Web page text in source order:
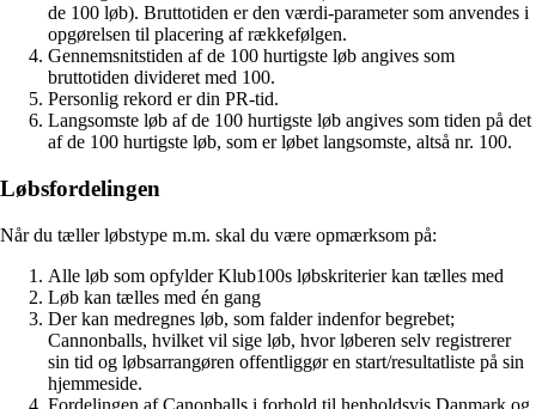
de 100 løb). Bruttotiden er den værdi-parameter som anvendes i
opgørelsen til placering af rækkefølgen.
Gennemsnitstiden af de 100 hurtigste løb angives som
bruttotiden divideret med 100.
Personlig rekord er din PR-tid.
Langsomste løb af de 100 hurtigste løb angives som tiden på det
af de 100 hurtigste løb, som er løbet langsomste, altså nr. 100.
Løbsfordelingen
Når du tæller løbstype m.m. skal du være opmærksom på:
Alle løb som opfylder Klub100s løbskriterier kan tælles med
Løb kan tælles med én gang
Der kan medregnes løb, som falder indenfor begrebet;
Cannonballs, hvilket vil sige løb, hvor løberen selv registrerer
sin tid og løbsarrangøren offentliggør en start/resultatliste på sin
hjemmeside.
Fordelingen af Canonballs i forhold til henholdsvis Danmark og